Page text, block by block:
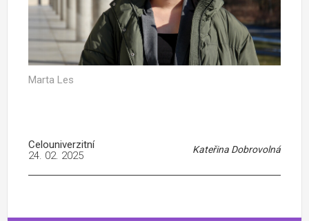
Marta Les
Celouniverzitní Kateřina Dobrovolná
24. 02. 2025